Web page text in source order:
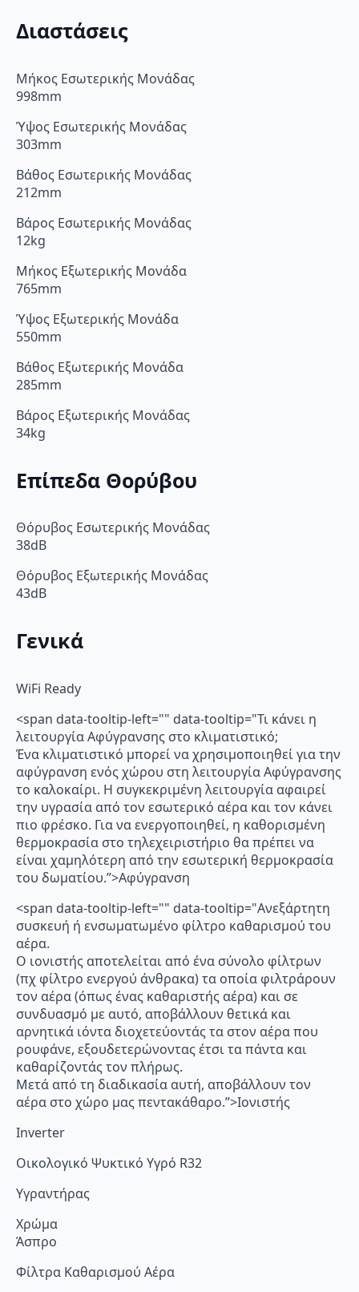
Διαστάσεις
Μήκος Εσωτερικής Μονάδας
998mm
Ύψος Εσωτερικής Μονάδας
303mm
Βάθος Εσωτερικής Μονάδας
212mm
Βάρος Εσωτερικής Μονάδας
12kg
Μήκος Εξωτερικής Μονάδα
765mm
Ύψος Εξωτερικής Μονάδα
550mm
Βάθος Εξωτερικής Μονάδα
285mm
Βάρος Εξωτερικής Μονάδας
34kg
Επίπεδα Θορύβου
Θόρυβος Εσωτερικής Μονάδας
38dB
Θόρυβος Εξωτερικής Μονάδας
43dB
Γενικά
WiFi Ready
<span data-tooltip-left="" data-tooltip="Τι κάνει η
λειτουργία Αφύγρανσης στο κλιματιστικό;
Ένα κλιματιστικό μπορεί να χρησιμοποιηθεί για την
αφύγρανση ενός χώρου στη λειτουργία Αφύγρανσης
το καλοκαίρι. Η συγκεκριμένη λειτουργία αφαιρεί
την υγρασία από τον εσωτερικό αέρα και τον κάνει
πιο φρέσκο. Για να ενεργοποιηθεί, η καθορισμένη
θερμοκρασία στο τηλεχειριστήριο θα πρέπει να
είναι χαμηλότερη από την εσωτερική θερμοκρασία
του δωματίου.”>Αφύγρανση
<span data-tooltip-left="" data-tooltip="Ανεξάρτητη
συσκευή ή ενσωματωμένο φίλτρο καθαρισμού του
αέρα.
Ο ιονιστής αποτελείται από ένα σύνολο φίλτρων
(πχ φίλτρο ενεργού άνθρακα) τα οποία φιλτράρουν
τον αέρα (όπως ένας καθαριστής αέρα) και σε
συνδυασμό με αυτό, αποβάλλουν θετικά και
αρνητικά ιόντα διοχετεύοντάς τα στον αέρα που
ρουφάνε, εξουδετερώνοντας έτσι τα πάντα και
καθαρίζοντάς τον πλήρως.
Μετά από τη διαδικασία αυτή, αποβάλλουν τον
αέρα στο χώρο μας πεντακάθαρο.”>Ιονιστής
Inverter
Οικολογικό Ψυκτικό Υγρό R32
Υγραντήρας
Χρώμα
Άσπρο
Φίλτρα Καθαρισμού Αέρα